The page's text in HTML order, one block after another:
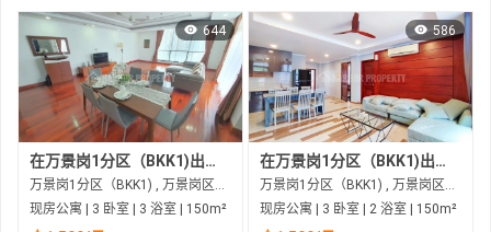
644
在万景岗1分区（BKK1)出租的现房公寓
万景岗1分区（BKK1) , 万景岗区（BKK) , 金边市
现房公寓 | 3 卧室 | 3 浴室 | 150m²
586
在万景岗1分区（BKK1)出租的现房公寓
万景岗1分区（BKK1) , 万景岗区（BKK) , 金边市
现房公寓 | 3 卧室 | 2 浴室 | 150m²